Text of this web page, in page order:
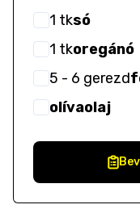
1 tksó
1 tkoregánó
5 - 6 gerezd
olívaolaj